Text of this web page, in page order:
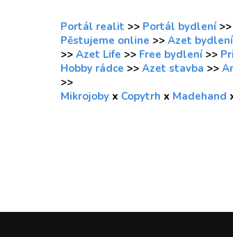
Portál realit >> Portál bydlení >>
Pěstujeme online >> Azet bydlení
>> Azet Life >> Free bydlení >>
Hobby rádce >> Azet stavba >>
>>
Mikrojoby x Copytrh x Madehand